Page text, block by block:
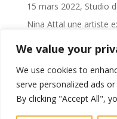
We value your
We use cookies to
serve personalized ads
By clicking "Accept All",
15 mars 2022, Studio
Nina Attal une artiste
SACEM :